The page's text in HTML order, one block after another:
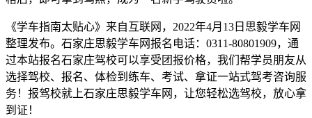
《学车指南太贴心》来自互联网，2022年4月13日思毅学车网
整理发布。石家庄思毅学车网报名电话：0311-80801909，通
过本站报名石家庄驾校可以享受团报价格，我们帮学员朋友从
选择驾校、报名、体检到练车、考试、拿证一站式驾考咨询服
务！报驾校就上石家庄思毅学车网，让您轻松选驾校，放心拿
到证！